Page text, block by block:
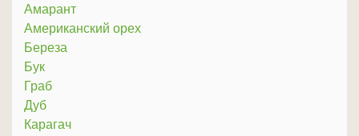
Амарант
Американский орех
Береза
Бук
Граб
Дуб
Карагач